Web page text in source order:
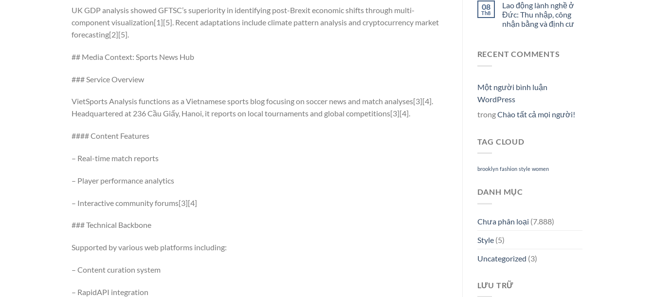
UK GDP analysis showed GFTSC’s superiority in identifying post-Brexit economic shifts through multi-
component visualization[1][5]. Recent adaptations include climate pattern analysis and cryptocurrency market
forecasting[2][5].
## Media Context: Sports News Hub
### Service Overview
VietSports Analysis functions as a Vietnamese sports blog focusing on soccer news and match analyses[3][4].
Headquartered at 236 Cầu Giấy, Hanoi, it reports on local tournaments and global competitions[3][4].
#### Content Features
– Real-time match reports
– Player performance analytics
– Interactive community forums[3][4]
### Technical Backbone
Supported by various web platforms including:
– Content curation system
– RapidAPI integration
08
Th8
Lao động lành nghề ở
Đức: Thu nhập, công
nhận bằng và định cư
RECENT COMMENTS
Một người bình luận
WordPress
trongChào tất cả mọi người!
TAG CLOUD
brooklyn fashion style women
DANH MỤC
Chưa phân loại (7.888)
Style(5)
Uncategorized (3)
LƯU TRỮ